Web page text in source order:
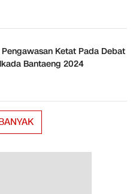
Ketat Pada Debat
Bantaeng 2024